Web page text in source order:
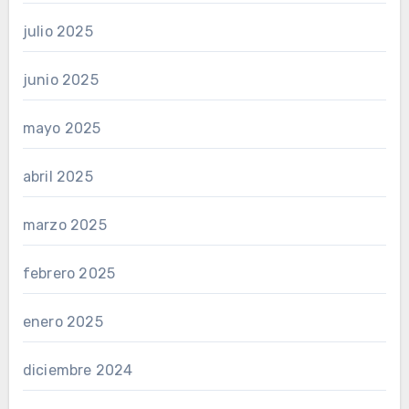
julio 2025
junio 2025
mayo 2025
abril 2025
marzo 2025
febrero 2025
enero 2025
diciembre 2024